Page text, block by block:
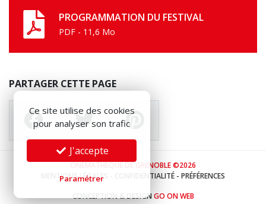
PROGRAMMATION DU FESTIVAL
PDF - 11,6 Mo
PARTAGER CETTE PAGE
CINÉMATHÈQUE DE GRENOBLE ©2026
MENTIONS LÉGALES
CONFIDENTIALITÉ - PRÉFÉRENCES
CONCEPTION & DESIGN GO ON WEB
Ce site utilise des cookies
pour analyser son trafic
J'accepte
Paramétrer